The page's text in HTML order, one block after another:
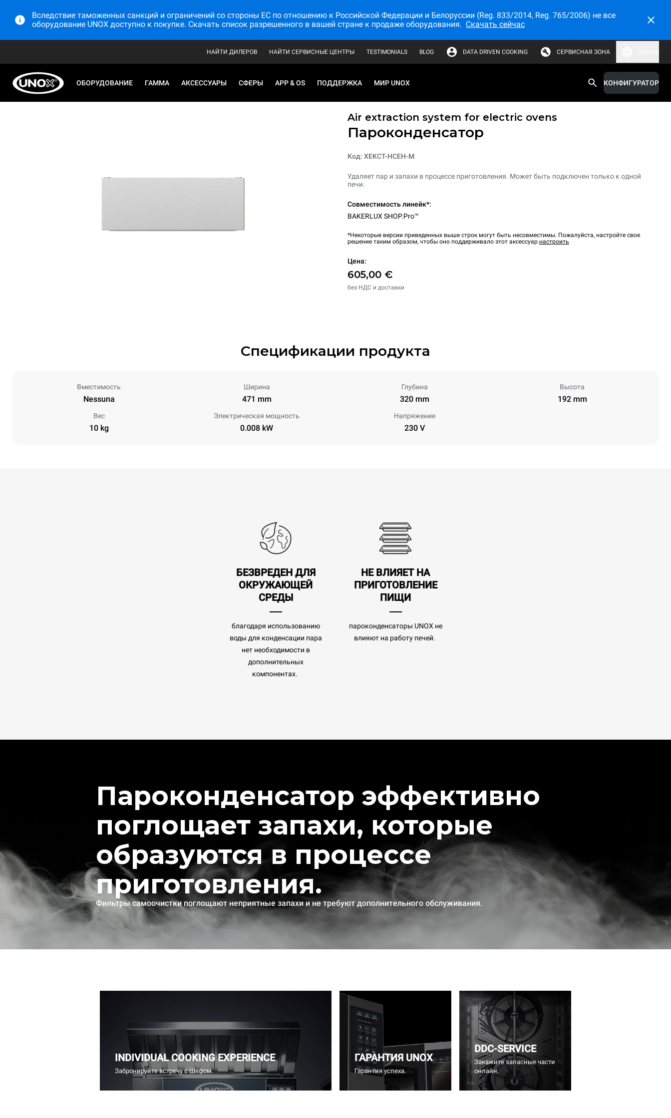
Вследствие таможенных санкций и ограничений со стороны ЕС по отношению к Российской Федерации и Белоруссии (Reg. 833/2014, Reg. 765/2006) не все
оборудование UNOX доступно к покупке. Скачать список разрешенного в вашей стране к продаже оборудования. Скачать сейчас
НАЙТИ ДИЛЕРОВ НАЙТИ СЕРВИСНЫЕ ЦЕНТРЫ TESTIMONIALS BLOG DATA DRIVEN COOKING СЕРВИСНАЯ ЗОНА
ОБОРУДОВАНИЕ ГАММА АКСЕССУАРЫ СФЕРЫ APP & OS ПОДДЕРЖКА МИР UNOX КОНФИГУРАТОР
Air extraction system for electric ovens
Пароконденсатор
Код: XEKCT-HCEH-M
Удаляет пар и запахи в процессе приготовления. Может быть подключен только к одной
печи.
Совместимость линейк*:
BAKERLUX SHOP.Pro™
*Некоторые версии приведенных выше строк могут быть несовместимы. Пожалуйста, настройте свое
решение таким образом, чтобы оно поддерживало этот аксессуар.настроить
Цена:
605,00 €
без НДС и доставки
Спецификации продукта
Вместимость
Nessuna
Ширина
471 mm
Глубина
320 mm
Высота
192 mm
Вес
10 kg
Электрическая мощность
0.008 kW
Напряжение
230 V
БЕЗВРЕДЕН ДЛЯ
ОКРУЖАЮЩЕЙ
СРЕДЫ
благодаря использованию
воды для конденсации пара
нет необходимости в
дополнительных
компонентах.
НЕ ВЛИЯЕТ НА
ПРИГОТОВЛЕНИЕ
ПИЩИ
пароконденсаторы UNOX не
влияют на работу печей.
Пароконденсатор эффективно
поглощает запахи, которые
образуются в процессе
приготовления.
Фильтры самоочистки поглощают неприятные запахи и не требуют дополнительного обслуживания.
INDIVIDUAL COOKING EXPERIENCE
Забронируйте встречу с Шефом.
ГАРАНТИЯ UNOX
Гарантия успеха.
DDC-SERVICE
Закажите запасные части
онлайн.